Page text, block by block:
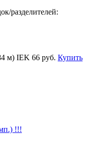
разделителей:
м) IEK 66 руб. Купить
!!!